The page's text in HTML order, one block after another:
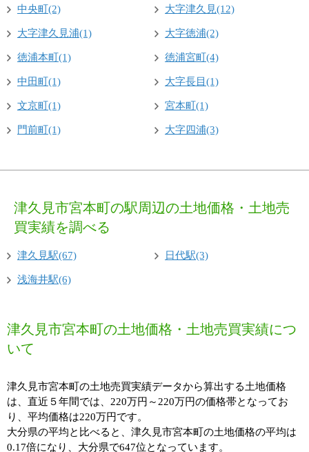
中央町(2) 大字津久見(12)
大字津久見浦(1) 大字徳浦(2)
徳浦本町(1) 徳浦宮町(4)
中田町(1) 大字長目(1)
文京町(1) 宮本町(1)
門前町(1) 大字四浦(3)
津久見市宮本町の駅周辺の土地価格・土地売
買実績を調べる
津久見駅(67) 日代駅(3)
浅海井駅(6)
津久見市宮本町の土地価格・土地売買実績につ
いて
津久見市宮本町の土地売買実績データから算出する土地価格
は、直近５年間では、220万円～220万円の価格帯となってお
り、平均価格は220万円です。
大分県の平均と比べると、津久見市宮本町の土地価格の平均は
0.17倍になり、大分県で647位となっています。